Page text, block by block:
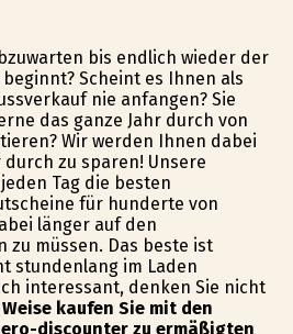
bis endlich wieder der
Scheint es Ihnen als
nie anfangen? Sie
das ganze Jahr durch von
Wir werden Ihnen dabei
zu sparen! Unsere
Tag die besten
für hunderte von
länger auf den
zu müssen. Das beste ist
stundenlang im Laden
interessant, denken Sie nicht
kaufen Sie mit den
discounter zu ermäßigten